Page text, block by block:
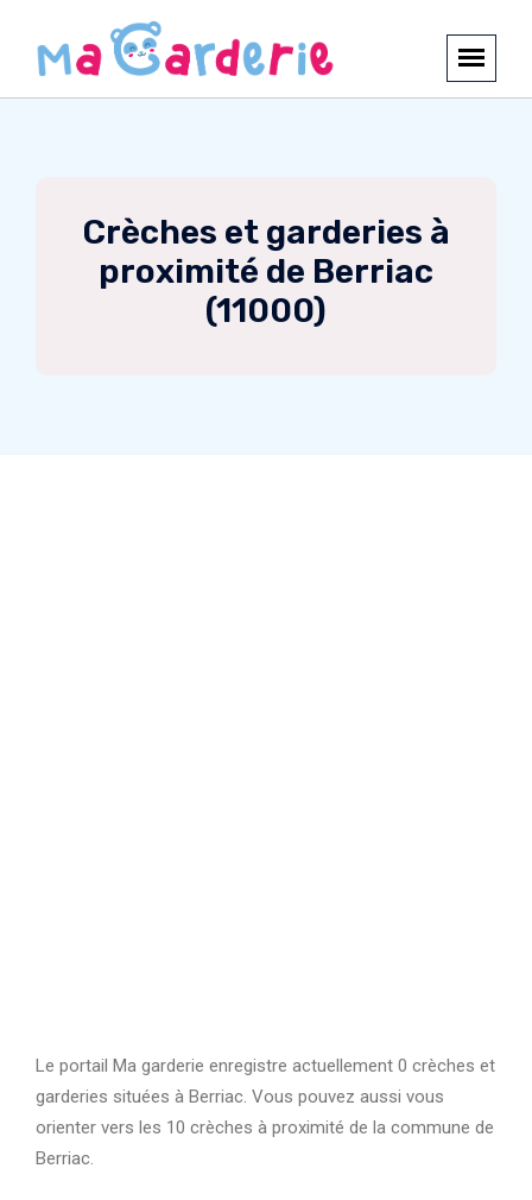
Crèches et garderies à
proximité de Berriac
(11000)
Le portail Ma garderie enregistre actuellement 0 crèches et
garderies situées à Berriac. Vous pouvez aussi vous
orienter vers les 10 crèches à proximité de la commune de
Berriac.